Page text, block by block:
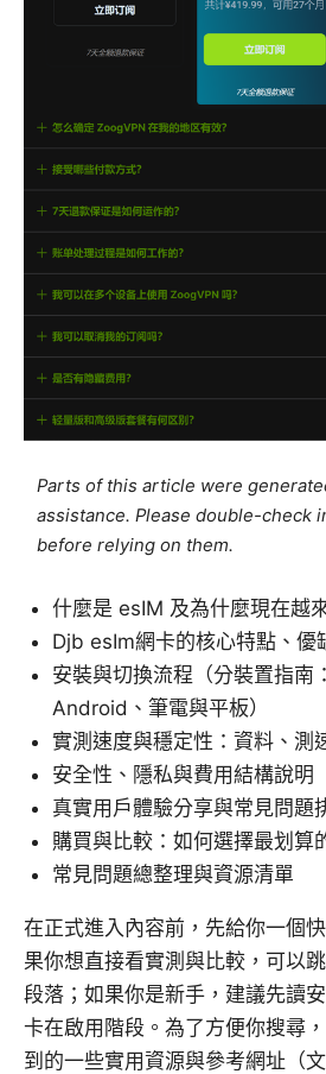
Parts of this article were
assistance. Please double-check
before relying on them.
什麼是 esIM 及為什麼現在越
Djb esIm網卡的核心特點、優
安裝與切換流程（分裝置指南
Android、筆電與平板）
實測速度與穩定性：資料、測
安全性、隱私與費用結構說明
真實用戶體驗分享與常見問題
購買與比較：如何選擇最划算
常見問題總整理與資源清單
在正式進入內容前，先給你一個
果你想直接看實測與比較，可以
段落；如果你是新手，建議先讀
卡在啟用階段。為了方便你搜尋
到的一些實用資源與參考網址（